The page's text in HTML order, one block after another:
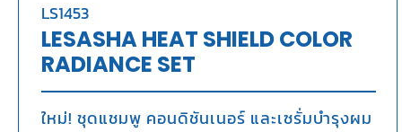
LS1453
LESASHA HEAT SHIELD COLOR
RADIANCE SET
ใหม่! ชุดแชมพู คอนดิชันเนอร์ และเซรั่มบำรุงผม